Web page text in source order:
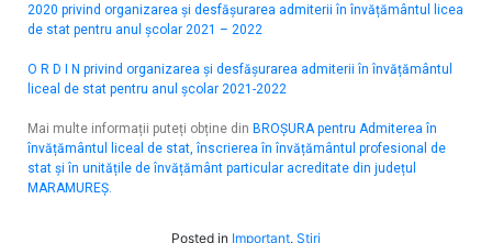
2020 privind organizarea și desfășurarea admiterii în învățământul licea
de stat pentru anul școlar 2021 – 2022
O R D I N privind organizarea și desfășurarea admiterii în învățământul
liceal de stat pentru anul școlar 2021-2022
Mai multe informații puteți obține din BROȘURA pentru Admiterea în
învățământul liceal de stat, înscrierea în învățământul profesional de
stat și în unitățile de învățământ particular acreditate din județul
MARAMUREŞ.
Posted in Important, Știri